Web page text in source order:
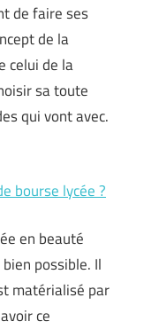
de faire ses
de la
celui de la
sa toute
qui vont avec.
bourse lycée ?
en beauté
bien possible. Il
matérialisé par
ce